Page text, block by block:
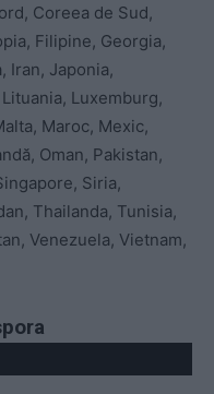
Coreea de Sud,
Filipine, Georgia,
Iran, Japonia,
Luxemburg,
Maroc, Mexic,
Oman, Pakistan,
Siria,
Thailanda, Tunisia,
Venezuela, Vietnam,